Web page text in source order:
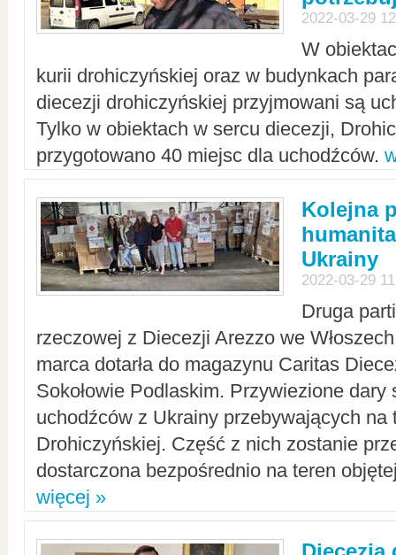
2022-03-29
W
kurii drohiczyńskiej oraz w budynkach
diecezji drohiczyńskiej przyjmowani są
Tylko w obiektach w sercu diecezji,
przygotowano 40 miejsc dla uchodźców.
Kolejna
Ukrainy
2022-03-29
Druga
rzeczowej z Diecezji Arezzo we
marca dotarła do magazynu Caritas
Sokołowie Podlaskim. Przywiezione dary
uchodźców z Ukrainy przebywających na
Drohiczyńskiej. Część z nich zostanie
dostarczona bezpośrednio na teren
więcej »